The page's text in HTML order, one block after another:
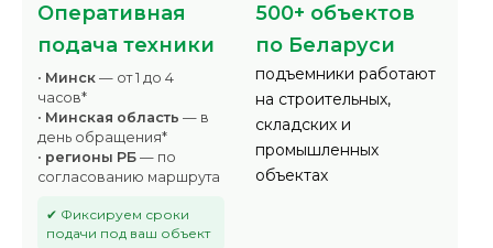
Оперативная
подача техники
• Минск — от 1 до 4
часов*
• Минская область — в
день обращения*
• регионы РБ — по
согласованию маршрута
✔ Фиксируем сроки
подачи под ваш объект
500+ объектов
по Беларуси
подъемники работают
на строительных,
складских и
промышленных
объектах